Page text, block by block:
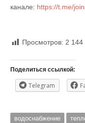
канале: https://t.me/
Просмотров: 2 144
Поделиться ссылкой:
Telegram
водоснабжение